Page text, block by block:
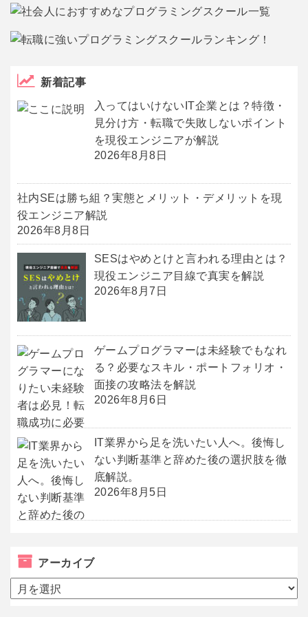
新着記事
入ってはいけないIT企業とは？特徴・
見分け方・転職で失敗しないポイント
を現役エンジニアが解説
2026年8月8日
社内SEは勝ち組？実態とメリット・デメリットを現
役エンジニア解説
2026年8月8日
SESはやめとけと言われる理由とは？
現役エンジニア目線で真実を解説
2026年8月7日
ゲームプログラマーは未経験でもなれ
る？必要なスキル・ポートフォリオ・
面接の攻略法を解説
2026年8月6日
IT業界から足を洗いたい人へ。後悔し
ない判断基準と辞めた後の選択肢を徹
底解説。
2026年8月5日
アーカイブ
ア
ー